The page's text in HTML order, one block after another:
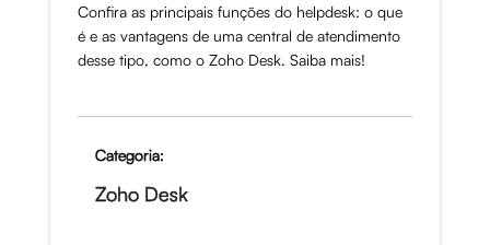
Confira as principais funções do helpdesk: o que
é e as vantagens de uma central de atendimento
desse tipo, como o Zoho Desk. Saiba mais!
Categoria:
Zoho Desk